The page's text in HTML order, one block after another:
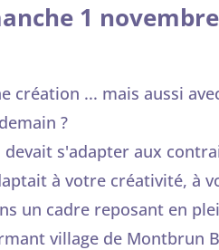
1 novembre
création ... mais aussi
?
s'adapter aux
à votre créativité, à
un cadre reposant en
village de Montbrun